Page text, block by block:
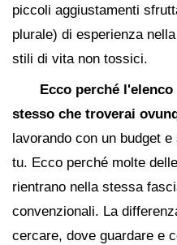
piccoli aggiustamenti
plurale) di esperienza
stili di vita non tossici.
Ecco perché
stesso che troverai
lavorando con un budget
tu. Ecco perché molte
rientrano nella stessa
convenzionali. La
cercare, dove guardare e